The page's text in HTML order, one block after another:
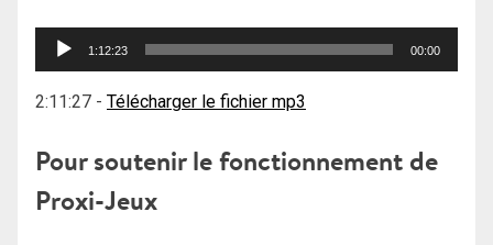
Lecteur
1:12:23 00:00
2:11:27 - Télécharger le fichier mp3
Pour soutenir le fonctionnement de
Proxi-Jeux